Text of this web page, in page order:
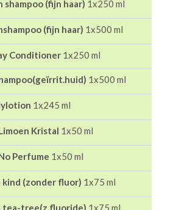
shampoo (fijn haar) 1x250 ml
(fijn haar) 1x500 ml
Conditioner 1x250 ml
1x500 ml
1x245 ml
Kristal 1x50 ml
Perfume 1x50 ml
kind (zonder fluor) 1x75 ml
tea-tree(z.fluoride) 1x75 ml